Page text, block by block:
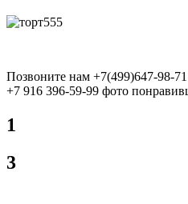
Позвоните нам +7(499)647-98-
+7 916 396-59-99 фото
1
3